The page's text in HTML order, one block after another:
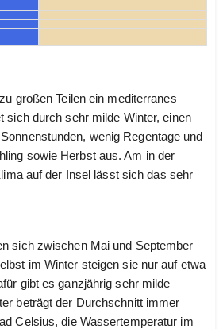
großen Teilen ein mediterranes
sich durch sehr milde Winter, einen
wenig Regentage und
sowie Herbst aus. Am in der
auf der Insel lässt sich das sehr
sich zwischen Mai und September
im Winter steigen sie nur auf etwa
gibt es ganzjährig sehr milde
beträgt der Durchschnitt immer
Celsius, die Wassertemperatur im